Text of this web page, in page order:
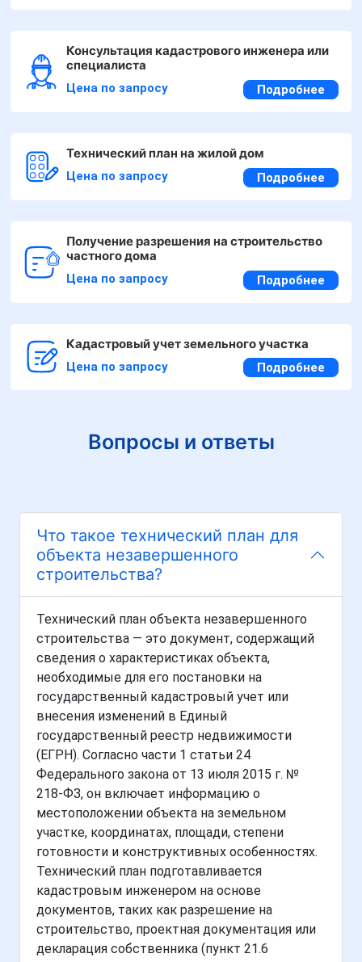
Консультация кадастрового инженера или
специалиста
Цена по запросу Подробнее
Технический план на жилой дом
Цена по запросу Подробнее
Получение разрешения на строительство
частного дома
Цена по запросу Подробнее
Кадастровый учет земельного участка
Цена по запросу Подробнее
Вопросы и ответы
Что такое технический план для
объекта незавершенного
строительства?
Технический план объекта незавершенного
строительства — это документ, содержащий
сведения о характеристиках объекта,
необходимые для его постановки на
государственный кадастровый учет или
внесения изменений в Единый
государственный реестр недвижимости
(ЕГРН). Согласно части 1 статьи 24
Федерального закона от 13 июля 2015 г. №
218-ФЗ, он включает информацию о
местоположении объекта на земельном
участке, координатах, площади, степени
готовности и конструктивных особенностях.
Технический план подготавливается
кадастровым инженером на основе
документов, таких как разрешение на
строительство, проектная документация или
декларация собственника (пункт 21.6